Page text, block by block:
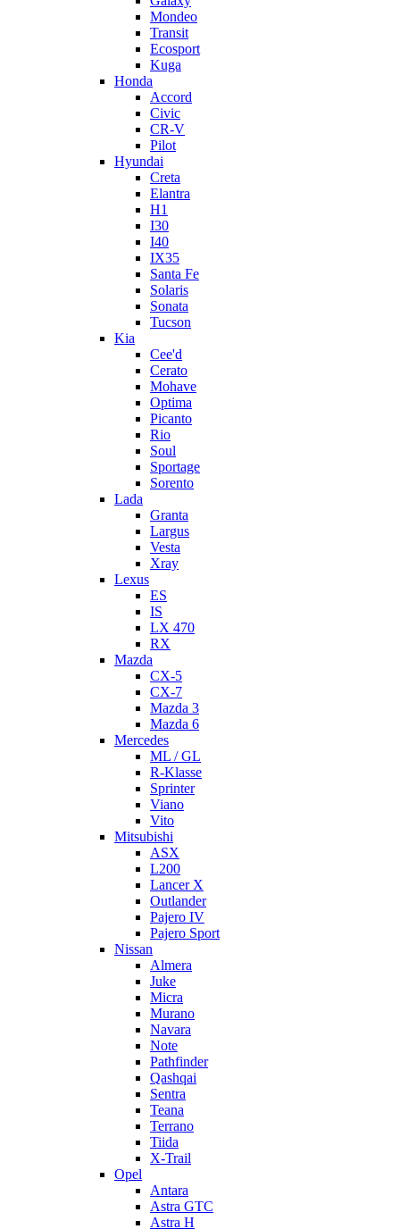
Mondeo
Transit
Ecosport
Kuga
Honda
Accord
Civic
CR-V
Pilot
Hyundai
Creta
Elantra
H1
I30
I40
IX35
Santa Fe
Solaris
Sonata
Tucson
Kia
Cee'd
Cerato
Mohave
Optima
Picanto
Rio
Soul
Sportage
Sorento
Lada
Granta
Largus
Vesta
Xray
Lexus
ES
IS
LX 470
RX
Mazda
CX-5
CX-7
Mazda 3
Mazda 6
Mercedes
ML / GL
R-Klasse
Sprinter
Viano
Vito
Mitsubishi
ASX
L200
Lancer X
Outlander
Pajero IV
Pajero Sport
Nissan
Almera
Juke
Micra
Murano
Navara
Note
Pathfinder
Qashqai
Sentra
Teana
Terrano
Tiida
X-Trail
Opel
Antara
Astra GTC
Astra H